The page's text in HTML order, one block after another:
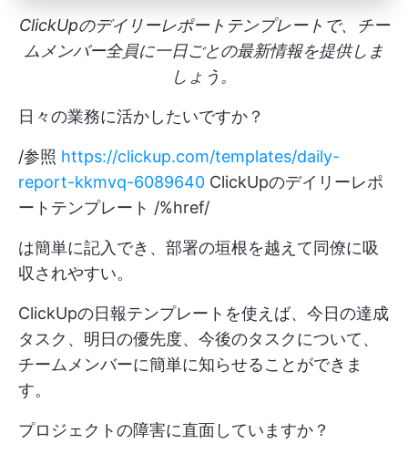
ClickUpのデイリーレポートテンプレートで、チー
ムメンバー全員に一日ごとの最新情報を提供しま
しょう。
日々の業務に活かしたいですか？
/参照 https://clickup.com/templates/daily-
report-kkmvq-6089640 ClickUpのデイリーレポ
ートテンプレート /%href/
は簡単に記入でき、部署の垣根を越えて同僚に吸
収されやすい。
ClickUpの日報テンプレートを使えば、今日の達成
タスク、明日の優先度、今後のタスクについて、
チームメンバーに簡単に知らせることができま
す。
プロジェクトの障害に直面していますか？